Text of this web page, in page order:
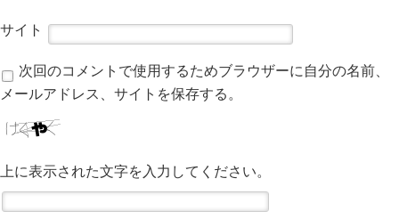
サイト
次回のコメントで使用するためブラウザーに自分の名前、
メールアドレス、サイトを保存する。
上に表示された文字を入力してください。